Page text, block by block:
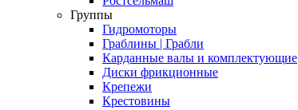
Группы
Гидромоторы
Граблины | Грабли
Карданные валы и комплектующие
Диски фрикционные
Крепежи
Крестовины